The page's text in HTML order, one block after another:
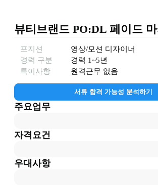
뷰티브랜드 PO:DL 페이드
포지션
영상/모션 디자이너
경력 구분
경력 1~5년
특이사항
원격근무 없음
서류 합격 가능성 분석하기
주요업무
자격요건
우대사항